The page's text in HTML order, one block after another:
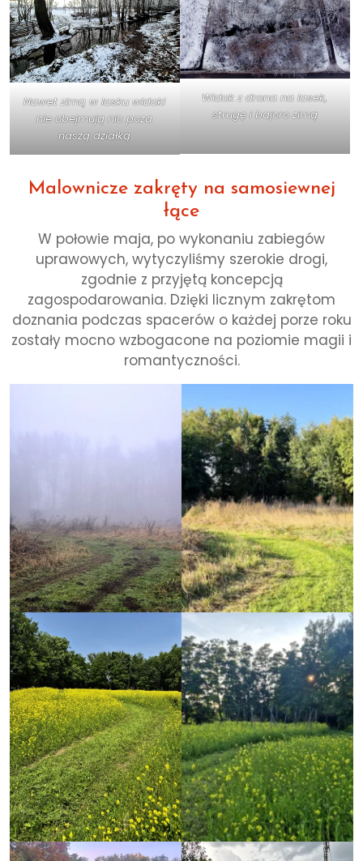
Nawet zimą w lasku widoki
nie obejmują nic poza
naszą działką
Widok z drona na lasek,
strugę i bajoro zimą
Malownicze zakręty na samosiewnej
łące
W połowie maja, po wykonaniu zabiegów
uprawowych, wytyczyliśmy szerokie drogi,
zgodnie z przyjętą koncepcją
zagospodarowania. Dzięki licznym zakrętom
doznania podczas spacerów o każdej porze roku
zostały mocno wzbogacone na poziomie magii i
romantyczności.